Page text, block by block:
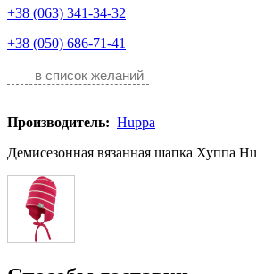
+38 (063) 341-34-32
+38 (050) 686-71-41
в список желаний
Производитель: Huppa
Демисезонная вязанная шапка Хуппа